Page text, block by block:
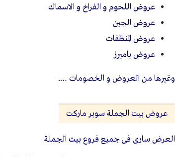
عروض اللحوم و الفراخ و الاسماك
عروض الجبن
عروض المنظفات
عروض بامبرز
وغيرها من العروض و الخصومات ….
عروض بيت الجملة سوبر ماركت
العرض سارى فى جميع فروع بيت الجملة